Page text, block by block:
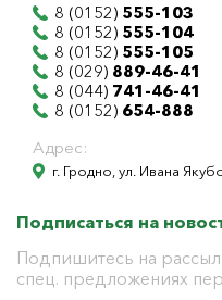
8 (0152) 555-103
8 (0152) 555-104
8 (0152) 555-105
8 (029) 889-46-41
8 (044) 741-46-41
8 (0152) 654-888
Адрес:
г. Гродно, ул. Ивана
Подписаться на
Подпишитесь на
спец. предложениях